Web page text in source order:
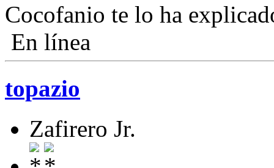
Cocofanio te lo ha
En línea
topazio
Zafirero Jr.